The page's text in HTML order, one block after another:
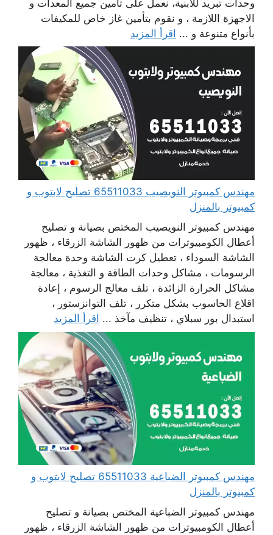
وحدات تبريد للابنية، نعمل على تأمين جميع المعدات و
الاجهزة اللازمة ، و نقوم بتأمين غاز خاص للمكيفات
بأنواع متنوعة و ... اقرأ المزيد
مهندس كمبيوتر النويصيب 65511033 تصليح لابتوب و
كمبيوتر بالمنزل
مهندس كمبيوتر النويصيب المختص بصيانة و تصليح
أعطال الكومبيوترات من ظهور الشاشة الزرقاء ، ظهور
الشاشة السوداء ، تعطيل كرت الشاشة وحدة معالجة
الرسومات ، مشاكل وحدات الطاقة و التغذية ، معالجة
مشاكل الحرارة الزائدة ، تلف معالج الرسوم ، إعادة
اقلاع الحاسوب بشكل متكرر ، تلف التوانزستور ،
استبدال بور سبلاي ، تنظيف مآخذ ... اقرأ المزيد
مهندس كمبيوتر الضباعية 65511033 تصليح لابتوب و
كمبيوتر بالمنزل
مهندس كمبيوتر الضباعية المختص بصيانة و تصليح
أعطال الكومبيوترات من ظهور الشاشة الزرقاء ، ظهور